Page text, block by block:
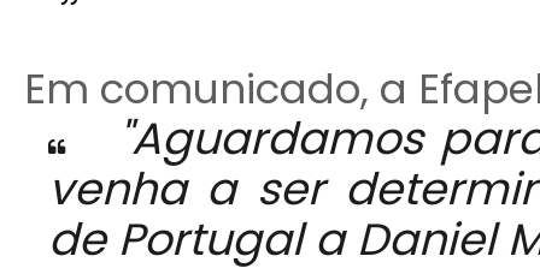
Em comunicado, a
"Aguardamos
venha a ser
de Portugal a Daniel